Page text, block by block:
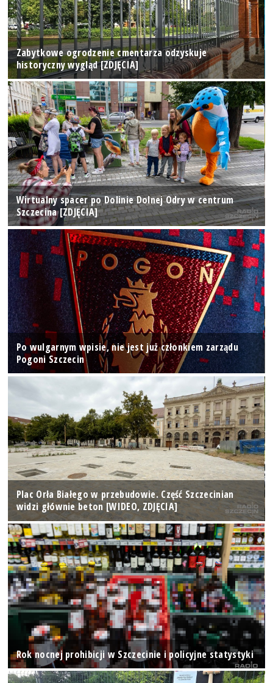
Zabytkowe ogrodzenie cmentarza odzyskuje
historyczny wygląd [ZDJĘCIA]
Wirtualny spacer po Dolinie Dolnej Odry w centrum
Szczecina [ZDJĘCIA]
Po wulgarnym wpisie, nie jest już członkiem zarządu
Pogoni Szczecin
Plac Orła Białego w przebudowie. Część Szczecinian
widzi głównie beton [WIDEO, ZDJĘCIA]
Rok nocnej prohibicji w Szczecinie i policyjne statystyki